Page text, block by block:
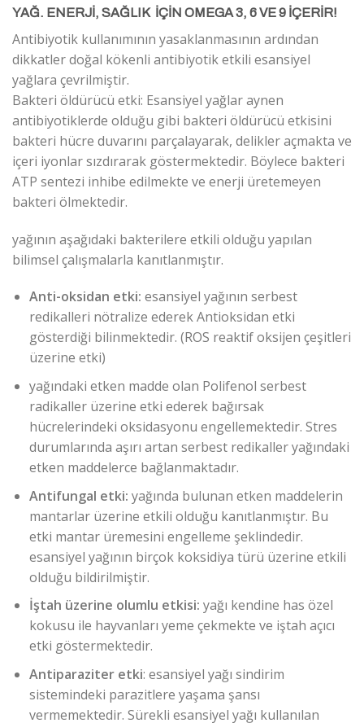
YAĞ. ENERJİ, SAĞLIK İÇİN OMEGA 3, 6 VE 9 İÇERİR!
Antibiyotik kullanımının yasaklanmasının ardından
dikkatler doğal kökenli antibiyotik etkili esansiyel
yağlara çevrilmiştir.
Bakteri öldürücü etki: Esansiyel yağlar aynen
antibiyotiklerde olduğu gibi bakteri öldürücü etkisini
bakteri hücre duvarını parçalayarak, delikler açmakta ve
içeri iyonlar sızdırarak göstermektedir. Böylece bakteri
ATP sentezi inhibe edilmekte ve enerji üretemeyen
bakteri ölmektedir.
yağının aşağıdaki bakterilere etkili olduğu yapılan
bilimsel çalışmalarla kanıtlanmıştır.
Anti-oksidan etki: esansiyel yağının serbest
redikalleri nötralize ederek Antioksidan etki
gösterdiği bilinmektedir. (ROS reaktif oksijen çeşitleri
üzerine etki)
yağındaki etken madde olan Polifenol serbest
radikaller üzerine etki ederek bağırsak
hücrelerindeki oksidasyonu engellemektedir. Stres
durumlarında aşırı artan serbest redikaller yağındaki
etken maddelerce bağlanmaktadır.
Antifungal etki: yağında bulunan etken maddelerin
mantarlar üzerine etkili olduğu kanıtlanmıştır. Bu
etki mantar üremesini engelleme şeklindedir.
esansiyel yağının birçok koksidiya türü üzerine etkili
olduğu bildirilmiştir.
İştah üzerine olumlu etkisi: yağı kendine has özel
kokusu ile hayvanları yeme çekmekte ve iştah açıcı
etki göstermektedir.
Antiparaziter etki: esansiyel yağı sindirim
sistemindeki parazitlere yaşama şansı
vermemektedir. Sürekli esansiyel yağı kullanılan